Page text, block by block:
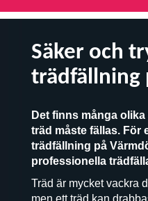
Säker och
trädfällning
Det finns många
träd måste fällas. För
trädfällning på
professionella
Träd är mycket vackra
men ett träd kan